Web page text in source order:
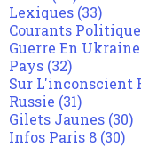
Lexiques (33)
Courants
Guerre En Ukraine
Pays (32)
Sur L'inconscient
Russie (31)
Gilets Jaunes (30)
Infos Paris 8 (30)